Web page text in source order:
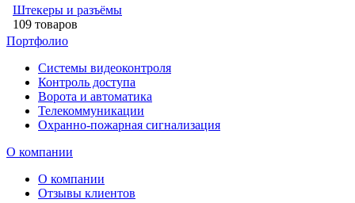
Штекеры и разъёмы
109 товаров
Портфолио
Системы видеоконтроля
Контроль доступа
Ворота и автоматика
Телекоммуникации
Охранно-пожарная сигнализация
О компании
О компании
Отзывы клиентов